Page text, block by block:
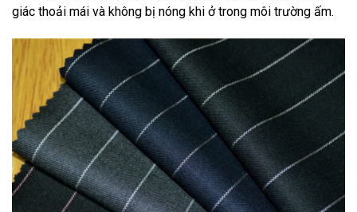
giác thoải mái và không bị nóng khi ở trong môi trường ấm.